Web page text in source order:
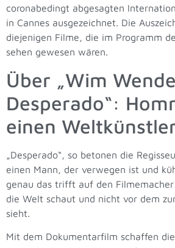
coronabedingt abgesagten
in Cannes ausgezeichnet. Die
diejenigen Filme, die im Programm
sehen gewesen wären.
Über „Wim
Desperado“:
einen
„Desperado“, so betonen die
einen Mann, der verwegen ist und
genau das trifft auf den
die Welt schaut und nicht vor dem
sieht.
Mit dem Dokumentarfilm schaffen